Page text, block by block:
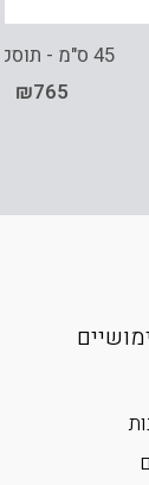
45 ס"מ - תוספת G
₪765